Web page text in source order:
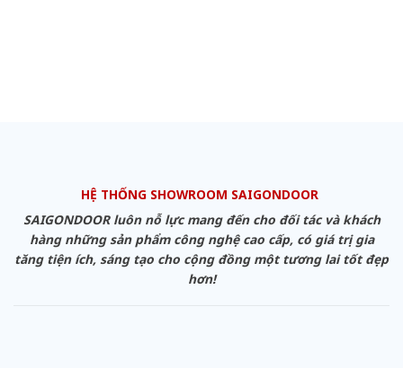
HỆ THỐNG SHOWROOM SAIGONDOOR
SAIGONDOOR luôn nỗ lực mang đến cho đối tác và khách
hàng những sản phẩm công nghệ cao cấp, có giá trị gia
tăng tiện ích, sáng tạo cho cộng đồng một tương lai tốt đẹp
hơn!